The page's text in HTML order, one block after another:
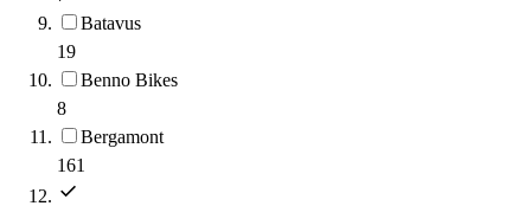
Batavus
19
Benno Bikes
8
Bergamont
161